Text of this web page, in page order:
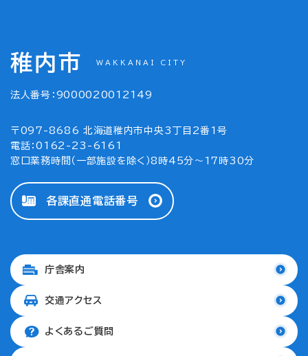
稚内市 WAKKANAI CITY
法人番号：9000020012149
〒097-8686 北海道稚内市中央3丁目2番1号
電話：0162-23-6161
窓口業務時間（一部施設を除く）8時45分～17時30分
各課直通電話番号
庁舎案内
交通アクセス
よくあるご質問